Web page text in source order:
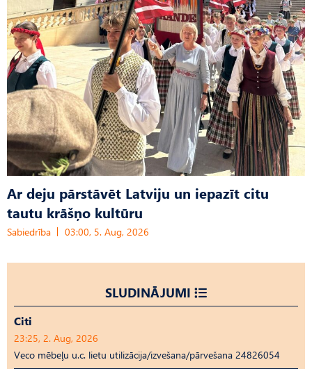
Ar deju pārstāvēt Latviju un iepazīt citu
tautu krāšņo kultūru
Sabiedrība 03:00, 5. Aug, 2026
SLUDINĀJUMI
Citi
23:25, 2. Aug, 2026
Veco mēbeļu u.c. lietu utilizācija/izvešana/pārvešana 24826054